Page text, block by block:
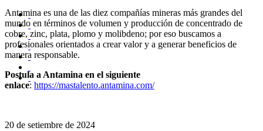
Antamina es una de las diez compañías mineras más grandes del
mundo en términos de volumen y producción de concentrado de
cobre, zinc, plata, plomo y molibdeno; por eso buscamos a
profesionales orientados a crear valor y a generar beneficios de
manera responsable.
Postula a Antamina en el siguiente
enlace: https://mastalento.antamina.com/
20 de setiembre de 2024